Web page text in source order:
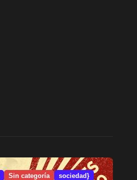
Sin categoría sociedad}